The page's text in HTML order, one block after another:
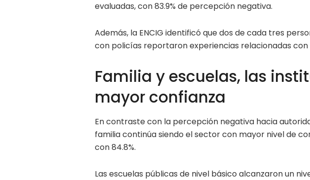
evaluadas, con 83.9% de percepción negativa.
Además, la ENCIG identificó que dos de cada tres
con policías reportaron experiencias relacionadas
Familia y escuelas, las
mayor confianza
En contraste con la percepción negativa hacia
familia continúa siendo el sector con mayor nivel de
con 84.8%.
Las escuelas públicas de nivel básico alcanzaron un